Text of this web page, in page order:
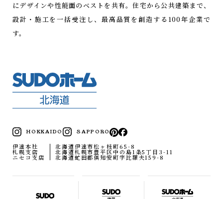
にデザインや性能面のベストを共有。住宅から公共建築まで、
設計・施工を一括受注し、最高品質を創造する100年企業で
す。
HOKKAIDO SAPPORO
伊達本社 北海道伊達市松ヶ枝町65-8
札幌支店 北海道札幌市豊平区中の島1条5丁目3-11
ニセコ支店 北海道虻田郡俱知安町字比羅夫159-8